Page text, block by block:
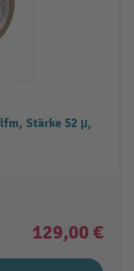
Stärke 52 µ,
129,00 €